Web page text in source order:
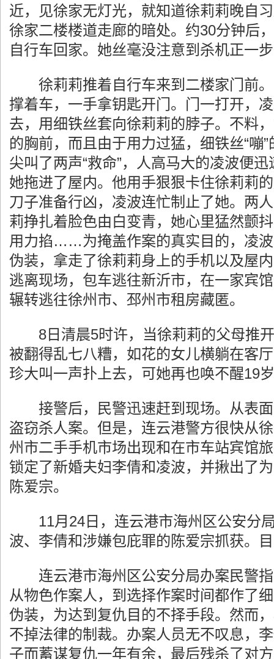
近，见徐家无灯光，就知道徐莉莉晚自
徐家二楼楼道走廊的暗处。约30分钟后
自行车回家。她丝毫没注意到杀机正一
徐莉莉推着自行车来到二楼家门前。
撑着车，一手拿钥匙开门。门一打开，
去，用细铁丝套向徐莉莉的脖子。不料
的胸前，而且由于用力过猛，细铁丝“嘣
尖叫了两声“救命”，人高马大的凌波便
她拖进了屋内。他用手狠狠卡住徐莉莉
刀子准备行凶，凌波连忙制止了她。两
莉挣扎着脸色由白变青，她心里猛然颤
用力掐……为掩盖作案的真实目的，凌
伪装，拿走了徐莉莉身上的手机以及屋
逃离现场，包车逃往新沂市，在一家宾
辗转逃往徐州市、邳州市租房藏匿。
8日清晨5时许，当徐莉莉的父母推开
被翻得乱七八糟，如花的女儿横躺在客
珍大叫一声扑上去，可她再也唤不醒
接警后，民警迅速赶到现场。从表面
盗窃杀人案。但是，连云港警方很快从
州市二手手机市场出现和在市车站宾馆
锁定了新婚夫妇李倩和凌波，并揪出了
陈爱宗。
11月24日，连云港市海州区公安分
波、李倩和涉嫌包庇罪的陈爱宗抓获。
连云港市海州区公安分局办案民警指
从物色作案人，到选择作案时间都作了
伪装，为达到复仇目的不择手段。然而
不掉法律的制裁。办案人员无不叹息，
子而蓄谋复仇一年有余，最后残杀了对